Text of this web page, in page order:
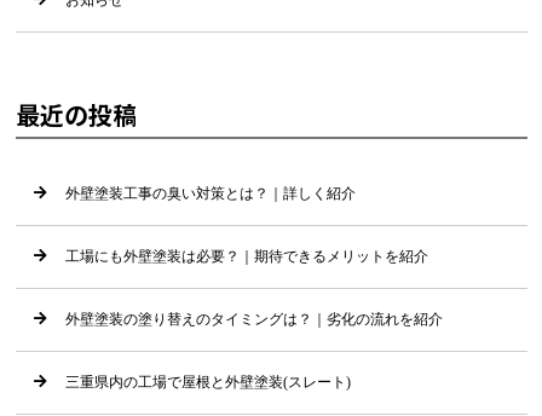
最近の投稿
外壁塗装工事の臭い対策とは？｜詳しく紹介
工場にも外壁塗装は必要？｜期待できるメリットを紹介
外壁塗装の塗り替えのタイミングは？｜劣化の流れを紹介
三重県内の工場で屋根と外壁塗装(スレート)